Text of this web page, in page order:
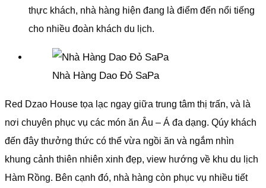
thực khách, nhà hàng hiện đang là điểm đến nổi tiếng
cho nhiều đoàn khách du lịch.
Nhà Hàng Dao Đỏ SaPa
Red Dzao House tọa lạc ngay giữa trung tâm thị trấn, và là
nơi chuyên phục vụ các món ăn Âu – Á đa dạng. Qúy khách
đến đây thưởng thức có thể vừa ngồi ăn và ngắm nhìn
khung cảnh thiên nhiên xinh đẹp, view hướng về khu du lịch
Hàm Rồng. Bên cạnh đó, nhà hàng còn phục vụ nhiều tiết